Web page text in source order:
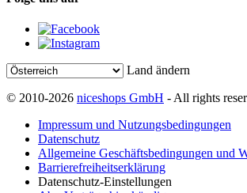
Land ändern
© 2010-2026 niceshops GmbH - All rights
Impressum und Nutzungsbedingungen
Datenschutz
Allgemeine Geschäftsbedingungen und
Barrierefreiheitserklärung
Datenschutz-Einstellungen